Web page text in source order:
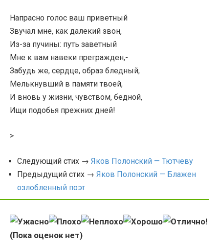
Напрасно голос ваш приветный
Звучал мне, как далекий звон,
Из-за пучины: путь заветный
Мне к вам навеки прегражден,-
Забудь же, сердце, образ бледный,
Мелькнувший в памяти твоей,
И вновь у жизни, чувством, бедной,
Ищи подобья прежних дней!
>
Следующий стих → Яков Полонский — Тютчеву
Предыдущий стих → Яков Полонский — Блажен
озлобленный поэт
(Пока оценок нет)